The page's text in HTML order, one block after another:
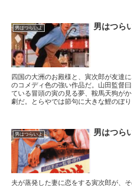
男はつらいよ 男はつら
四国の大洲のお殿様と、寅次郎が友達
のコメディ色の強い作品だ。山田監督
ている冒頭の寅の見る夢、鞍馬天狗が
劇だ。とらやでは節句に大きな鯉のぼ
男はつらいよ 男はつら
夫が蒸発した妻に恋をする寅次郎が、